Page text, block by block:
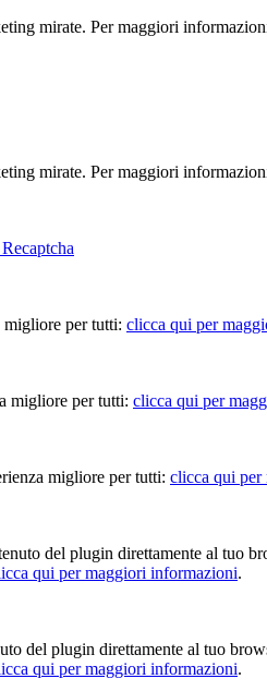
mirate. Per maggiori
mirate. Per maggiori
per tutti: clicca qui per
migliore per tutti: clicca qui per
migliore per tutti: clicca qui
del plugin direttamente al tuo
qui per maggiori informazioni.
del plugin direttamente al tuo
qui per maggiori informazioni.